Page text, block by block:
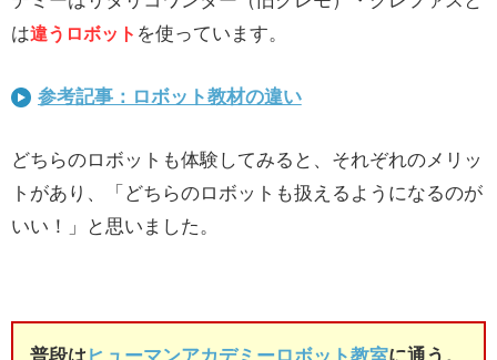
は違うロボット を使っています。
参考記事：ロボット教材の違い
どちらのロボットも体験してみると、それぞれのメリッ
トがあり、「どちらのロボットも扱えるようになるのが
いい！」と思いました。